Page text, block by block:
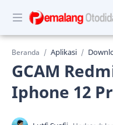
Beranda Aplikasi
GCAM
Iphone 12